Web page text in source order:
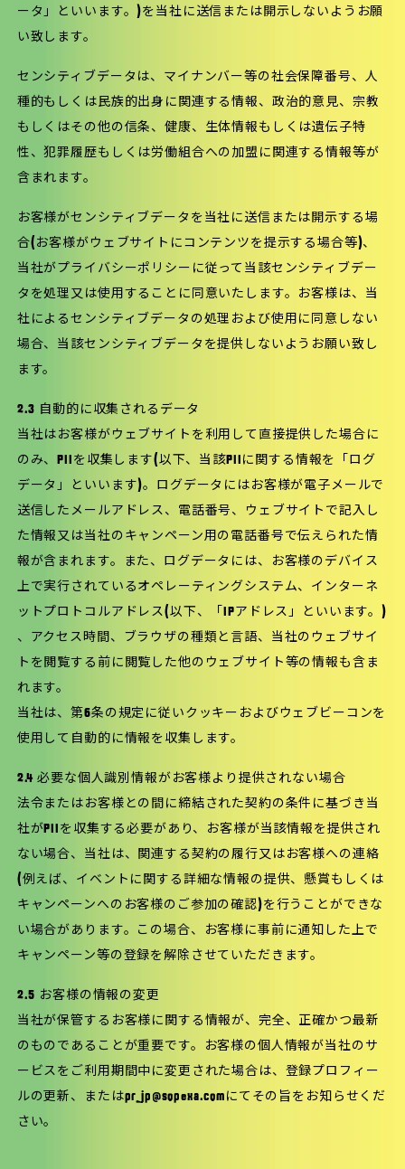
ータ」といいます。)を当社に送信または開示しないようお願
い致します。
センシティブデータは、マイナンバー等の社会保障番号、人
種的もしくは民族的出身に関連する情報、政治的意見、宗教
もしくはその他の信条、健康、生体情報もしくは遺伝子特
性、犯罪履歴もしくは労働組合への加盟に関連する情報等が
含まれます。
お客様がセンシティブデータを当社に送信または開示する場
合(お客様がウェブサイトにコンテンツを提示する場合等)、
当社がプライバシーポリシーに従って当該センシティブデー
タを処理又は使用することに同意いたします。お客様は、当
社によるセンシティブデータの処理および使用に同意しない
場合、当該センシティブデータを提供しないようお願い致し
ます。
2.3 自動的に収集されるデータ
当社はお客様がウェブサイトを利用して直接提供した場合に
のみ、PIIを収集します(以下、当該PIIに関する情報を「ログ
データ」といいます)。ログデータにはお客様が電子メールで
送信したメールアドレス、電話番号、ウェブサイトで記入し
た情報又は当社のキャンペーン用の電話番号で伝えられた情
報が含まれます。また、ログデータには、お客様のデバイス
上で実行されているオペレーティングシステム、インターネ
ットプロトコルアドレス(以下、「IPアドレス」といいます。)
、アクセス時間、ブラウザの種類と言語、当社のウェブサイ
トを閲覧する前に閲覧した他のウェブサイト等の情報も含ま
れます。
当社は、第6条の規定に従いクッキーおよびウェブビーコンを
使用して自動的に情報を収集します。
2.4 必要な個人識別情報がお客様より提供されない場合
法令またはお客様との間に締結された契約の条件に基づき当
社がPIIを収集する必要があり、お客様が当該情報を提供され
ない場合、当社は、関連する契約の履行又はお客様への連絡
(例えば、イベントに関する詳細な情報の提供、懸賞もしくは
キャンペーンへのお客様のご参加の確認)を行うことができな
い場合があります。この場合、お客様に事前に通知した上で
キャンペーン等の登録を解除させていただきます。
2.5 お客様の情報の変更
当社が保管するお客様に関する情報が、完全、正確かつ最新
のものであることが重要です。お客様の個人情報が当社のサ
ービスをご利用期間中に変更された場合は、登録プロフィー
ルの更新、またはpr_jp@sopexa.comにてその旨をお知らせくだ
さい。